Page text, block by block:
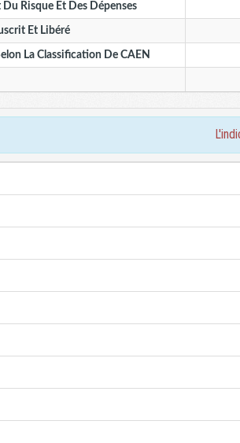
Risque Et Des Dépenses
Et Libéré
La Classification De CAEN